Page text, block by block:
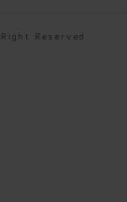
Reserved